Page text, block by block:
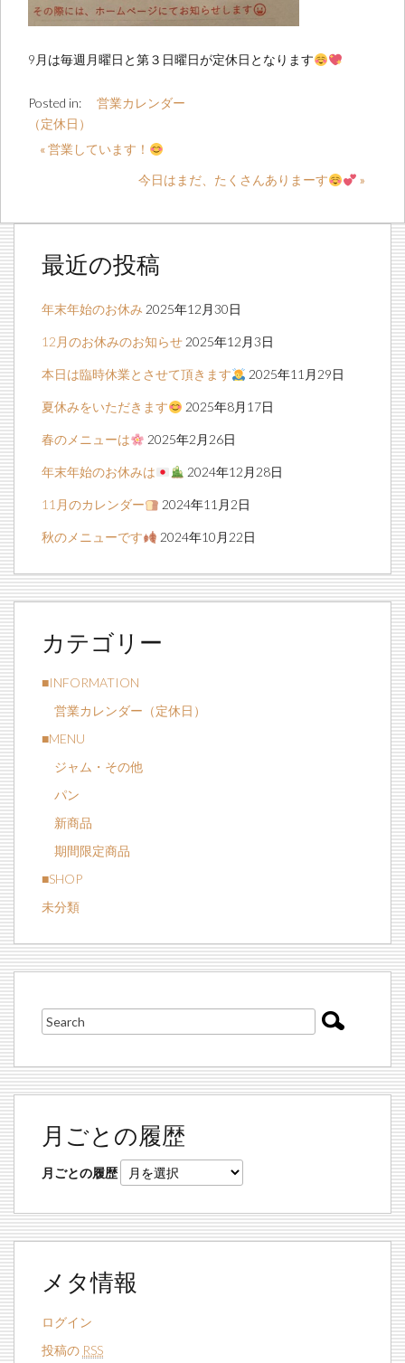
9月は毎週月曜日と第３日曜日が定休日となります
Posted in:
営業カレンダー
（定休日）
« 営業しています！
今日はまだ、たくさんありまーす
»
最近の投稿
年末年始のお休み 2025年12月30日
12月のお休みのお知らせ 2025年12月3日
本日は臨時休業とさせて頂きます 2025年11月29日
夏休みをいただきます 2025年8月17日
春のメニューは 2025年2月26日
年末年始のお休みは 2024年12月28日
11月のカレンダー 2024年11月2日
秋のメニューです 2024年10月22日
カテゴリー
■INFORMATION
営業カレンダー（定休日）
■MENU
ジャム・その他
パン
新商品
期間限定商品
■SHOP
未分類
月ごとの履歴
月ごとの履歴
メタ情報
ログイン
投稿の RSS